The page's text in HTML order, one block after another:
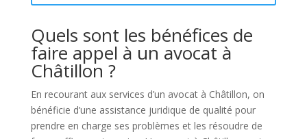
Quels sont les bénéfices de
faire appel à un avocat à
Châtillon ?
En recourant aux services d’un avocat à Châtillon, on
bénéficie d’une assistance juridique de qualité pour
prendre en charge ses problèmes et les résoudre de